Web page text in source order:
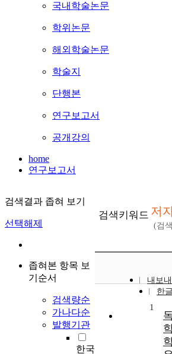
국내학술논문
학위논문
해외학술논문
학술지
단행본
연구보고서
공개강의
home
연구보고서
검색결과 좁혀 보기
선택해제
좁혀본 항목 보
기순서
검색량순
가나다순
발행기관
한국
검색키워드 저
(검
내보내
한
1